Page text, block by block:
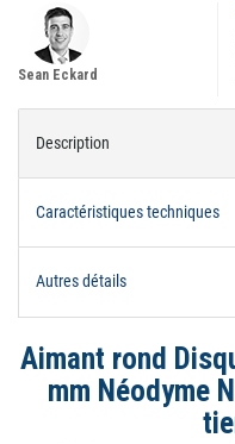
Sean Eckard
Description
Caractéristiques techniques
Autres détails
Aimant rond
mm Néodyme